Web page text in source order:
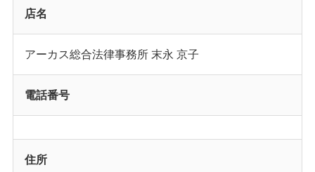
店名
アーカス総合法律事務所 末永 京子
電話番号
住所